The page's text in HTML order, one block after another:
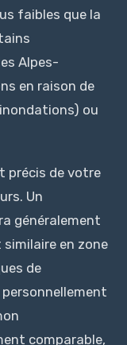
faibles que la
Alpes-
en raison de
ou
précis de votre
Un
généralement
en zone
de
comparable,